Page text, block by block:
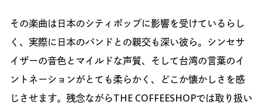
その楽曲は日本のシティポップに影響を受けているらし
く、実際に日本のバンドとの親交も深い彼ら。シンセサ
イザーの音色とマイルドな声質、そして台湾の言葉のイ
ントネーションがとても柔らかく、どこか懐かしさを感
じさせます。残念ながらTHE COFFEESHOPでは取り扱い